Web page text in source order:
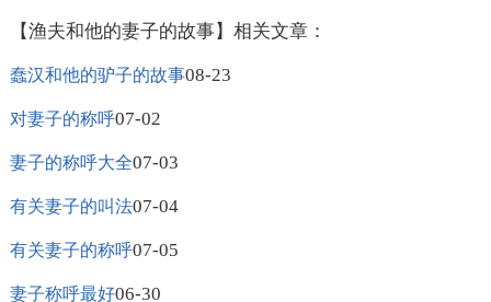
【渔夫和他的妻子的故事】相关文章：
蠢汉和他的驴子的故事08-23
对妻子的称呼07-02
妻子的称呼大全07-03
有关妻子的叫法07-04
有关妻子的称呼07-05
妻子称呼最好06-30